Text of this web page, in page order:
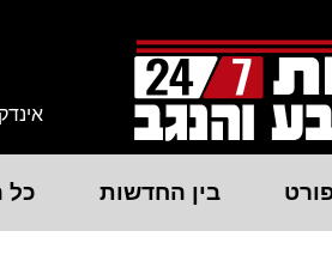
בין החדשות כל